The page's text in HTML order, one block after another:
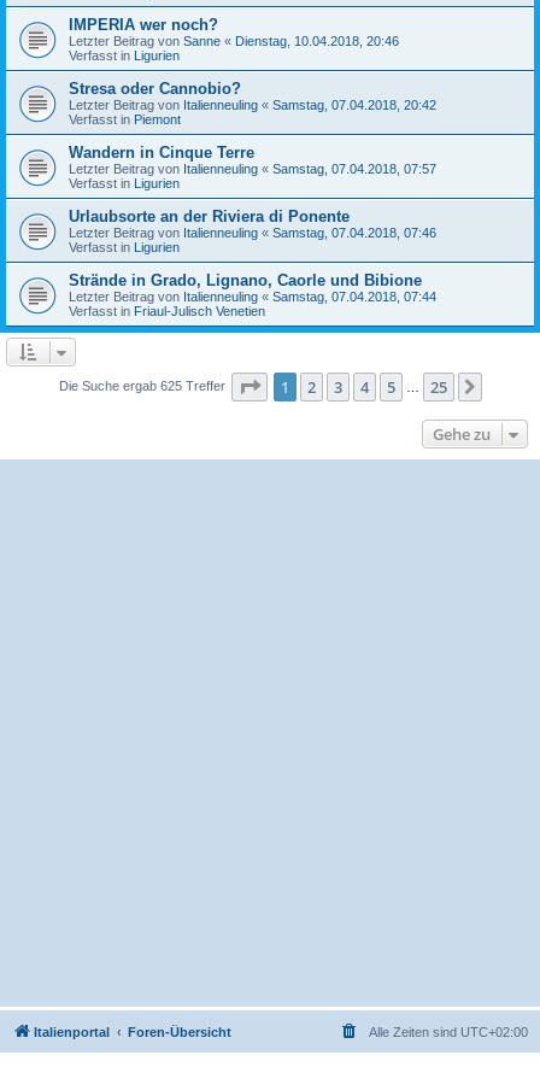
IMPERIA wer noch?
Letzter Beitrag von Sanne « Dienstag, 10.04.2018, 20:46
Verfasst in Ligurien
Stresa oder Cannobio?
Letzter Beitrag von Italienneuling « Samstag, 07.04.2018, 20:42
Verfasst in Piemont
Wandern in Cinque Terre
Letzter Beitrag von Italienneuling « Samstag, 07.04.2018, 07:57
Verfasst in Ligurien
Urlaubsorte an der Riviera di Ponente
Letzter Beitrag von Italienneuling « Samstag, 07.04.2018, 07:46
Verfasst in Ligurien
Strände in Grado, Lignano, Caorle und Bibione
Letzter Beitrag von Italienneuling « Samstag, 07.04.2018, 07:44
Verfasst in Friaul-Julisch Venetien
Die Suche ergab 625 Treffer Seite 1von 25
1 2 3 4 5 25
Gehe zu
Italienportal Foren-Übersicht Alle Zeiten sind UTC+02:00